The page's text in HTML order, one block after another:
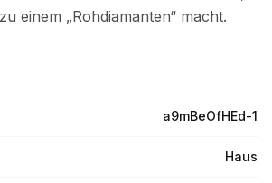
a9mBeOfHEd-1
Haus